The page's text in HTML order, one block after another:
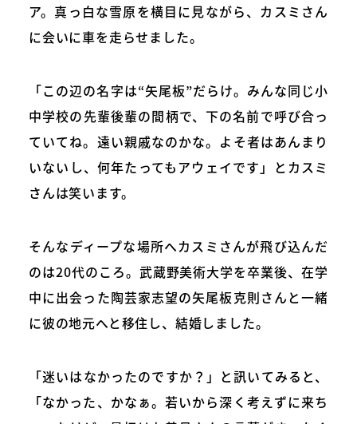
ア。真っ白な雪原を横目に見ながら、カスミさん
に会いに車を走らせました。
「この辺の名字は“矢尾板”だらけ。みんな同じ小
中学校の先輩後輩の間柄で、下の名前で呼び合っ
ていてね。遠い親戚なのかな。よそ者はあんまり
いないし、何年たってもアウェイです」とカスミ
さんは笑います。
そんなディープな場所へカスミさんが飛び込んだ
のは20代のころ。武蔵野美術大学を卒業後、在学
中に出会った陶芸家志望の矢尾板克則さんと一緒
に彼の地元へと移住し、結婚しました。
「迷いはなかったのですか？」と訊いてみると、
「なかった、かなぁ。若いから深く考えずに来ち